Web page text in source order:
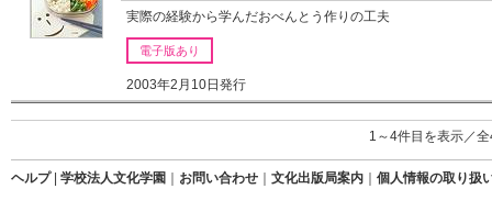
実際の経験から学んだおべんとう作りの工夫
電子版あり
2003年2月10日発行
1～4件目を表示／
ヘルプ| 学校法人文化学園 お問い合わせ 文化出版局案内
個人情報の取り扱